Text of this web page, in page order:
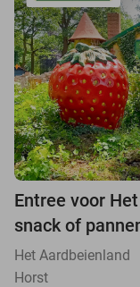
Entree voor
snack of
Het Aardbeienland
Horst